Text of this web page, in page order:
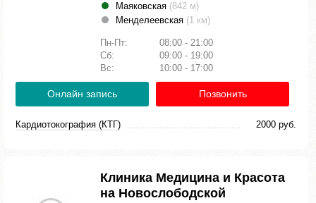
Маяковская (842 м)
Менделеевская (1 км)
Пн-Пт:
08:00 - 21:00
Сб:
09:00 - 19:00
Вс:
10:00 - 17:00
Онлайн запись Позвонить
Кардиотокография (КТГ) 2000 руб.
Клиника Медицина и Красота
на Новослободской